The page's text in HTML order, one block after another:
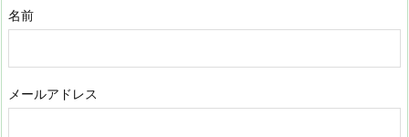
名前
メールアドレス